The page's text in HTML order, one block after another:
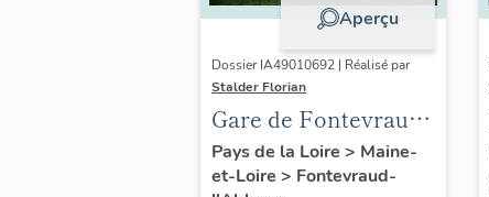
Aperçu
Dossier IA49010692 | Réalisé par
Stalder Florian
Gare de Fontevraud,
actuellement maison
dite "Mary Jan", 5
Pays de la Loire > Maine-
et-Loire > Fontevraud-